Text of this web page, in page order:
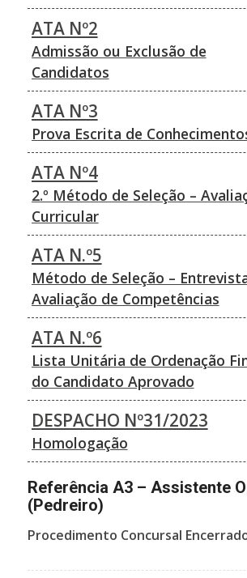
ATA Nº2
Admissão ou Exclusão de
Candidatos
ATA Nº3
Prova Escrita de
ATA Nº4
2.º Método de Seleção –
Curricular
ATA N.º5
Método de Seleção –
Avaliação de Competências
ATA N.º6
Lista Unitária de Ordenação
do Candidato Aprovado
DESPACHO Nº31/2023
Homologação
Referência A3 – Assistente
(Pedreiro)
Procedimento Concursal